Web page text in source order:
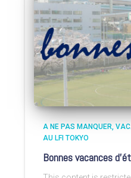
A NE PAS MANQUER
AU LFI TOKYO
Bonnes vacances